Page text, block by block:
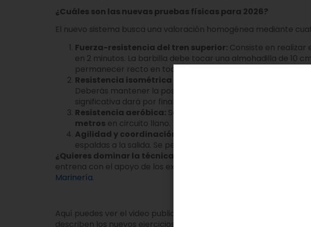
¿Cuáles son las nuevas pruebas físicas para 2026?
El nuevo sistema busca una valoración homogénea mediante
Fuerza-resistencia del tren superior: Consiste en realizar
en 2 minutos. La barbilla debe tocar una almohadilla de 10
permanecer recto en todo momento.
Resistencia isométrica del core:
Deberás mantener la posición recta el mayor tiempo
significativa dará por finalizada la prueba.
Resistencia aeróbica: Se sustituye el test de ida y vuelta
metros en circuito llano.
Agilidad y coordinación:
espaldas a la salida. Se permite una única salida falsa por
¿Quieres dominar la técnica de estos nuevos ejercicios?
entrena con el apoyo de los expertos de nuestra
Marinería.
Aquí puedes ver el video publicado por el propio
describen los nuevos ejercicios.